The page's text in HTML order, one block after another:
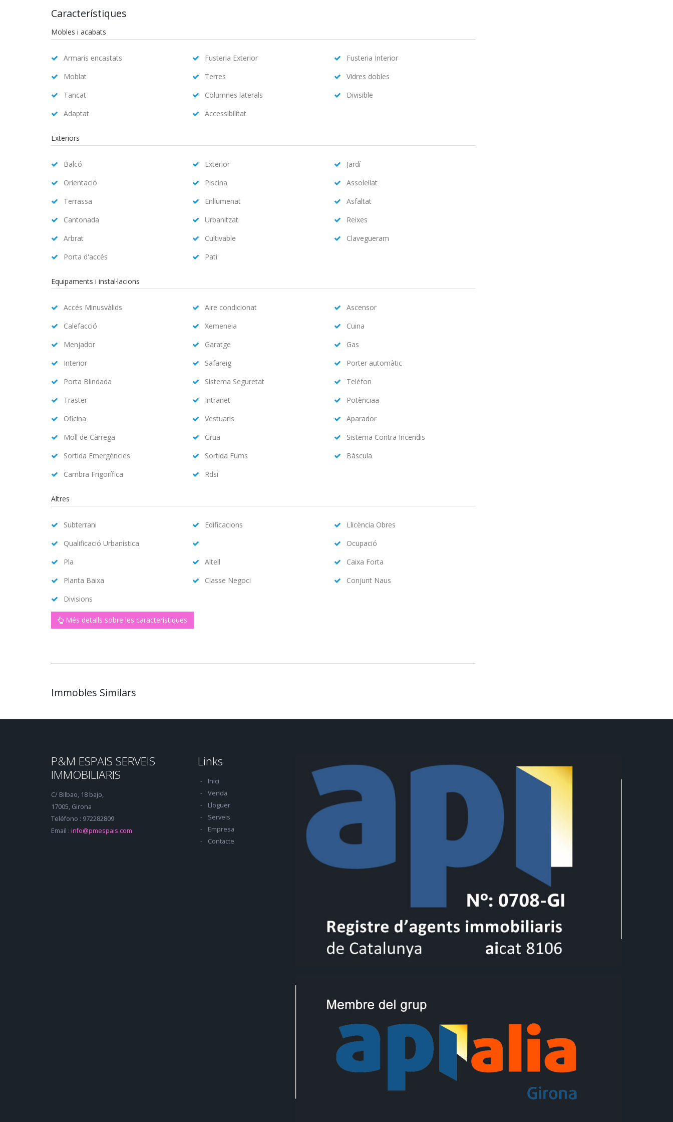
Característiques
Mobles i acabats
Armaris encastats Fusteria Exterior
Fusteria Interior
Moblat
Terres
Vidres dobles
Tancat
Columnes laterals
Divisible
Adaptat
Accessibilitat
Exteriors
Balcó Exterior
Jardí
Orientació
Piscina
Assolellat
Terrassa
Enllumenat
Asfaltat
Cantonada
Urbanitzat
Reixes
Arbrat
Cultivable
Clavegueram
Porta d'accés
Pati
Equipaments i instal·lacions
Accés Minusvàlids Aire condicionat
Ascensor
Calefacció
Xemeneia
Cuina
Menjador
Garatge
Gas
Interior
Safareig
Porter automàtic
Porta Blindada
Sistema Seguretat
Telèfon
Traster
Intranet
Potènciaa
Oficina
Vestuaris
Aparador
Moll de Càrrega
Grua
Sistema Contra Incendis
Sortida Emergències
Sortida Fums
Bàscula
Cambra Frigorífica
Rdsi
Altres
Subterrani Edificacions
Llicència Obres
Qualificació Urbanística
Ocupació
Pla
Altell
Caixa Forta
Planta Baixa
Classe Negoci
Conjunt Naus
Divisions
Més detalls sobre les característiques
Immobles Similars
P&M ESPAIS SERVEIS
IMMOBILIARIS
C/ Bilbao, 18 bajo,
17005, Girona
Teléfono : 972282809
Email : info@pmespais.com
Links
Inici
Venda
Lloguer
Serveis
Empresa
Contacte